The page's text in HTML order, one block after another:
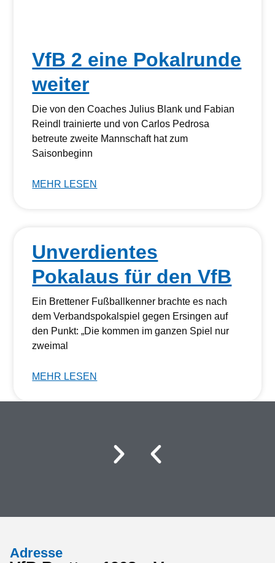
VfB 2 eine Pokalrunde
weiter
Die von den Coaches Julius Blank und Fabian
Reindl trainierte und von Carlos Pedrosa
betreute zweite Mannschaft hat zum
Saisonbeginn
MEHR LESEN
Unverdientes
Pokalaus für den VfB
Ein Brettener Fußballkenner brachte es nach
dem Verbandspokalspiel gegen Ersingen auf
den Punkt: „Die kommen im ganzen Spiel nur
zweimal
MEHR LESEN
Adresse